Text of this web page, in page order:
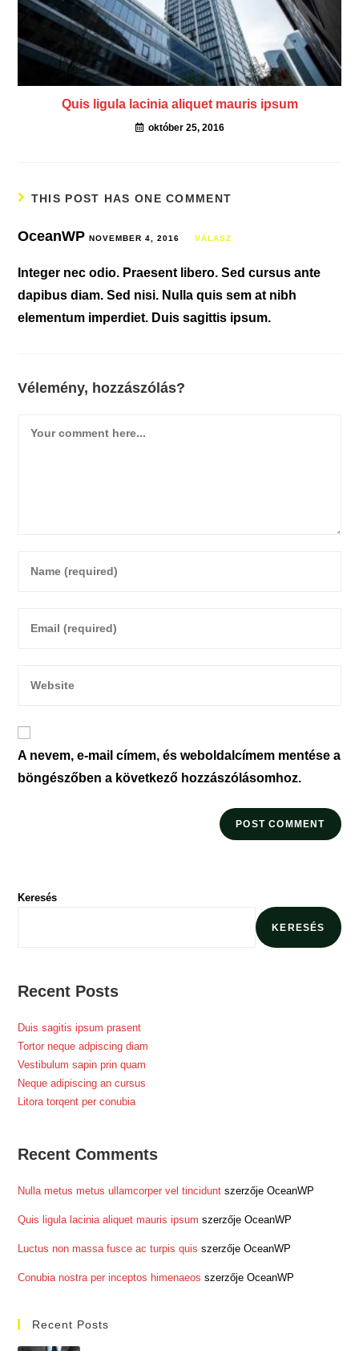
Quis ligula lacinia aliquet mauris ipsum
október 25, 2016
THIS POST HAS ONE COMMENT
OceanWPNOVEMBER 4, 2016 VÁLASZ
Integer nec odio. Praesent libero. Sed cursus ante
dapibus diam. Sed nisi. Nulla quis sem at nibh
elementum imperdiet. Duis sagittis ipsum.
Vélemény, hozzászólás?
comment
(optional)
A nevem, e-mail címem, és weboldalcímem mentése a
böngészőben a következő hozzászólásomhoz.
Keresés
KERESÉS
Recent Posts
Duis sagitis ipsum prasent
Tortor neque adpiscing diam
Vestibulum sapin prin quam
Neque adipiscing an cursus
Litora torqent per conubia
Recent Comments
Nulla metus metus ullamcorper vel tincidunt szerzőjeOceanWP
Quis ligula lacinia aliquet mauris ipsum szerzőjeOceanWP
Luctus non massa fusce ac turpis quis szerzőjeOceanWP
Conubia nostra per inceptos himenaeos szerzőjeOceanWP
Recent Posts